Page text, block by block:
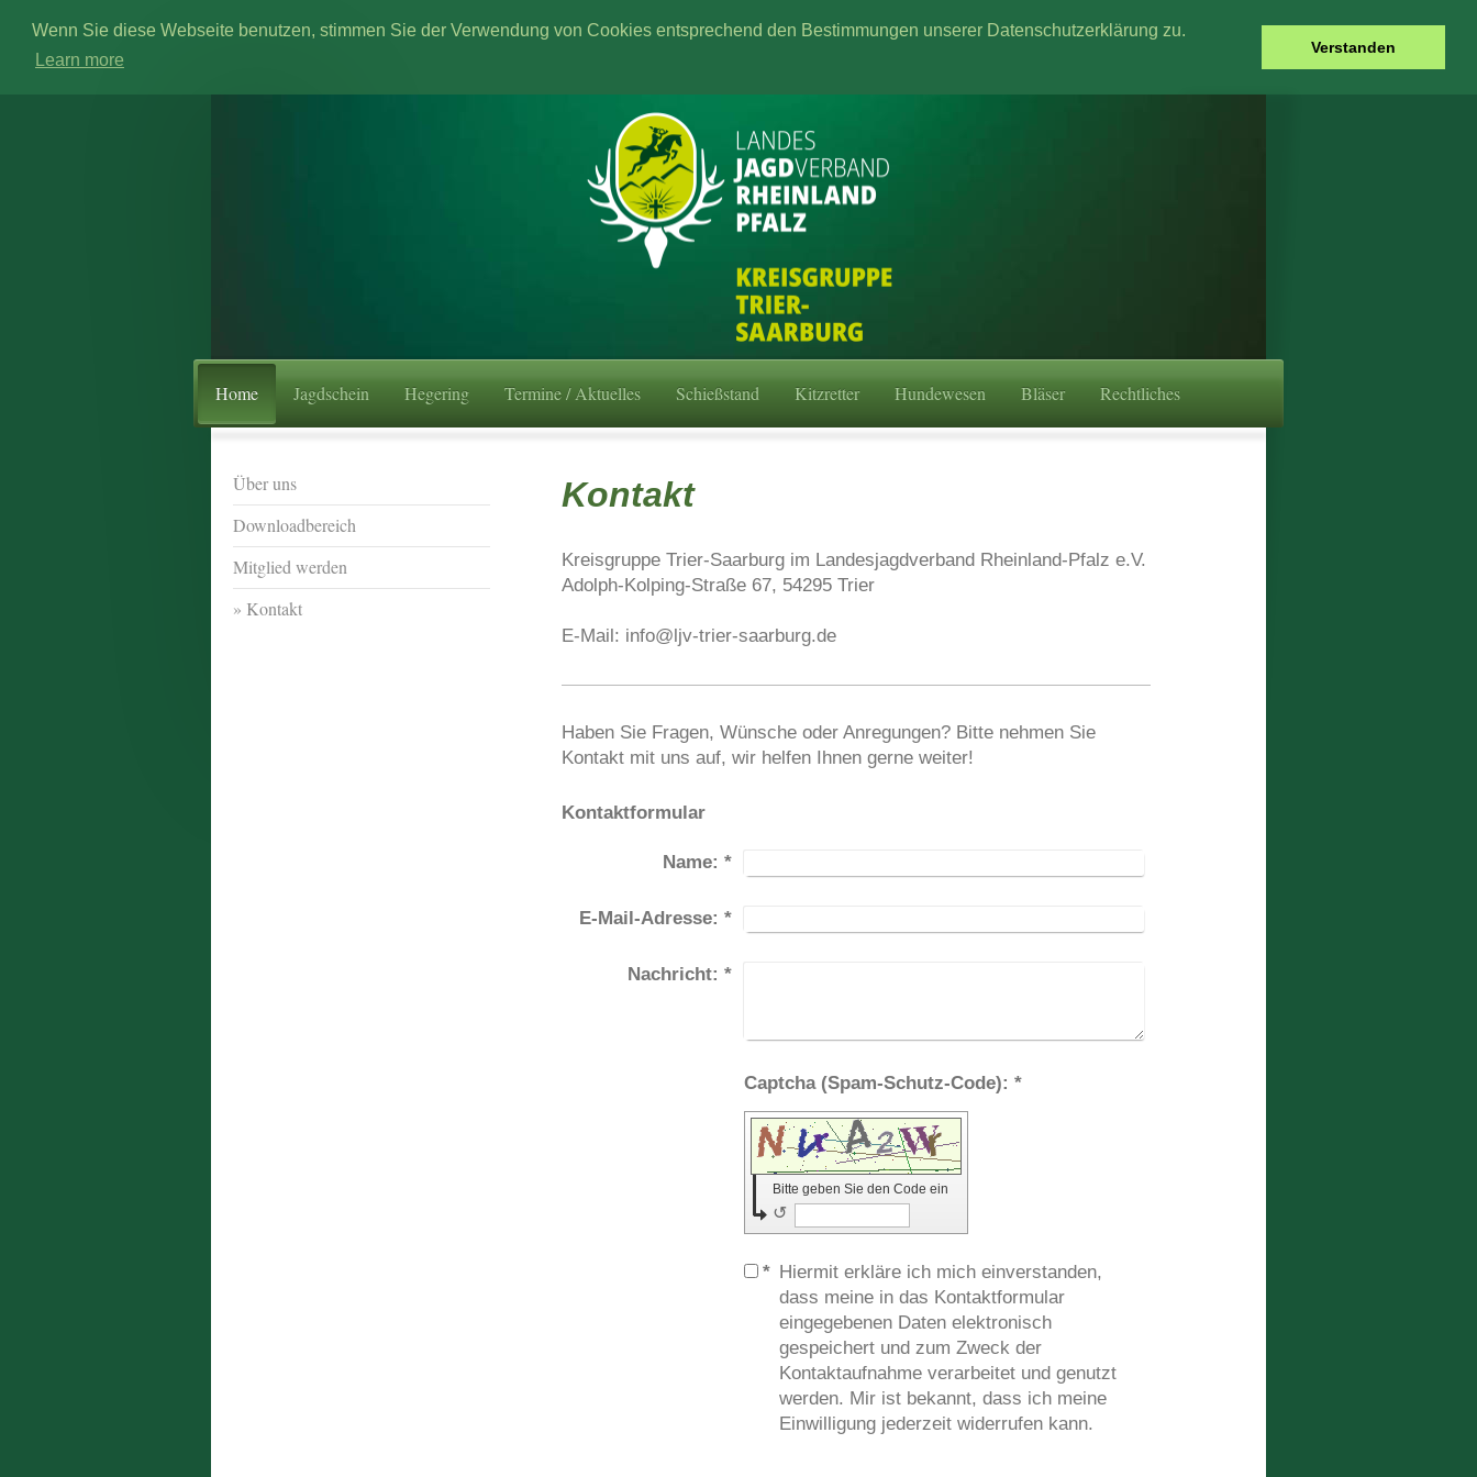
Wenn Sie diese Webseite benutzen, stimmen Sie der Verwendung von Cookies entsprechend den Bestimmungen unserer Datenschutzerklärung zu.
Learn more
Verstanden
Home Jagdschein Hegering Termine / Aktuelles Schießstand Kitzretter Hundewesen Bläser Rechtliches
Kontakt
Kreisgruppe Trier-Saarburg im Landesjagdverband Rheinland-Pfalz e.V.
Adolph-Kolping-Straße 67, 54295 Trier
E-Mail: info@ljv-trier-saarburg.de
Haben Sie Fragen, Wünsche oder Anregungen? Bitte nehmen Sie
Kontakt mit uns auf, wir helfen Ihnen gerne weiter!
Kontaktformular
Name: *
E-Mail-Adresse: *
Nachricht: *
Captcha (Spam-Schutz-Code): *
Bitte geben Sie den Code ein
↺
* Hiermit erkläre ich mich einverstanden,
dass meine in das Kontaktformular
eingegebenen Daten elektronisch
gespeichert und zum Zweck der
Kontaktaufnahme verarbeitet und genutzt
werden. Mir ist bekannt, dass ich meine
Einwilligung jederzeit widerrufen kann.
Über uns
Downloadbereich
Mitglied werden
Kontakt